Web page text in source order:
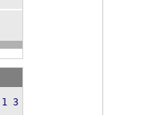
1 3